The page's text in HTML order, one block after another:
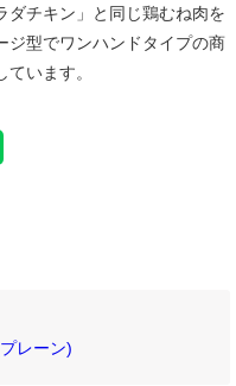
チキン」と同じ鶏むね肉を
ジ型でワンハンドタイプの商
います。
レーン)